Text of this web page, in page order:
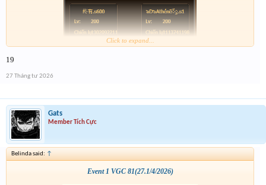
Click to expand...
19
27 Tháng tư 2026
Gats
Member Tích Cực
Belinda said: ↑
Event 1 VGC 81(27.1/4/2026)